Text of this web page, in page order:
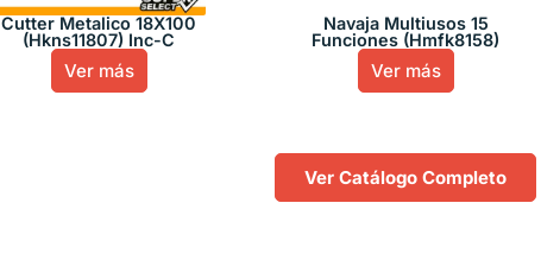
Cutter Metalico 18X100
(Hkns11807) Inc-C
Ver más
Navaja Multiusos 15
Funciones (Hmfk8158)
Ver más
Ver Catálogo Completo